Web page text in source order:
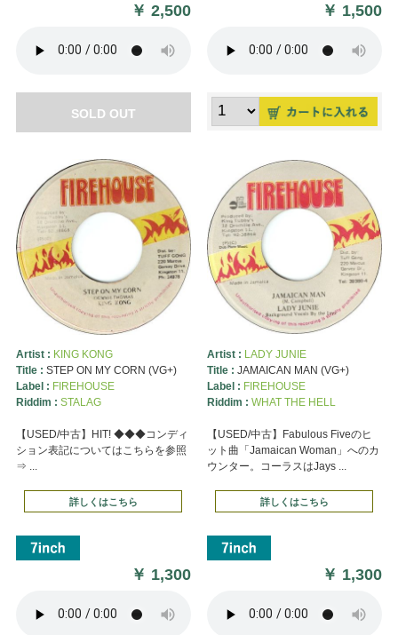
￥2,500
SOLD OUT
￥ 1,500
Artist : KING KONG
Title : STEP ON MY CORN (VG+)
Label : FIREHOUSE
Riddim : STALAG
【USED/中古】HIT! ◆◆◆コンディ
ション表記についてはこちらを参照
⇒ ...
詳しくはこちら
￥ 1,300
Artist : LADY JUNIE
Title : JAMAICAN MAN (VG+)
Label : FIREHOUSE
Riddim : WHAT THE HELL
【USED/中古】Fabulous Fiveのヒ
ット曲「Jamaican Woman」へのカ
ウンター。コーラスはJays ...
詳しくはこちら
￥ 1,300